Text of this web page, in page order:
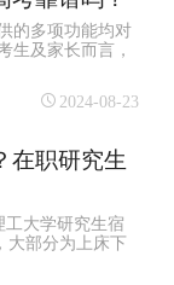
的多项功能均对
生及家长而言，
2024-08-23
在职研究生
大学研究生宿
大部分为上床下